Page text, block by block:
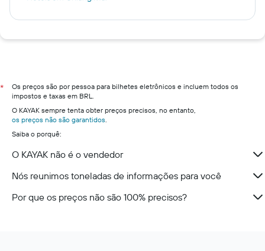
*
Os preços são por pessoa para bilhetes eletrônicos e incluem todos os
impostos e taxas em BRL.
O KAYAK sempre tenta obter preços precisos, no entanto,
os preços não são garantidos.
Saiba o porquê:
O KAYAK não é o vendedor
Nós reunimos toneladas de informações para você
Por que os preços não são 100% precisos?